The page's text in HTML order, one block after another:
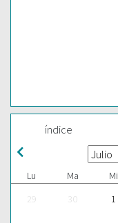
índice
Lu Ma Mi
29
30 1